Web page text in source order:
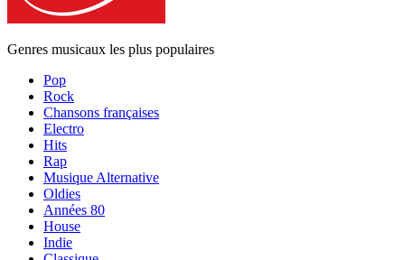
Genres musicaux les plus populaires
Pop
Rock
Chansons françaises
Electro
Hits
Rap
Musique Alternative
Oldies
Années 80
House
Indie